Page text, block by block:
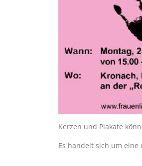
Kerzen und Plakate
Es handelt sich um eine